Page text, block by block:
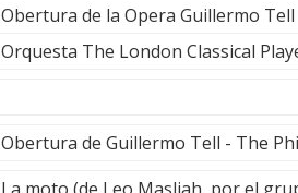
Obertura de la Opera Guillermo Tell
Orquesta The London Classical
Obertura de Guillermo Tell - The
La moto (de Leo Masliah, por el